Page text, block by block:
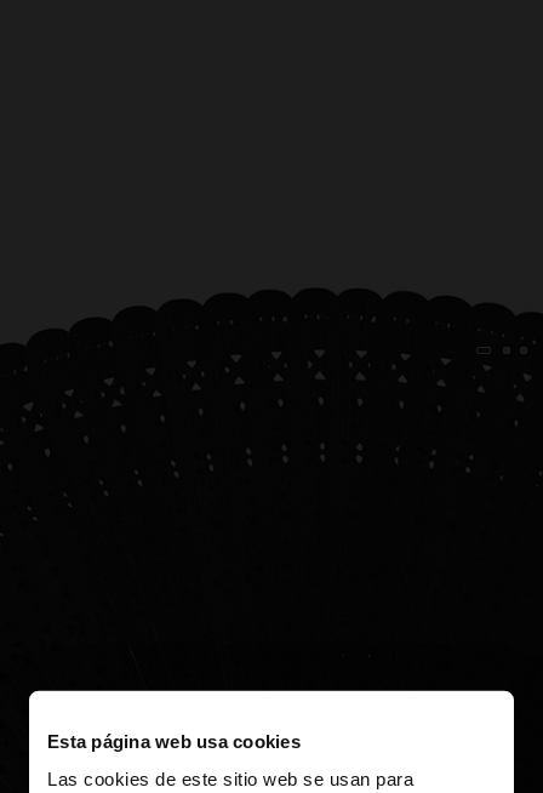
Esta página web usa cookies
Las cookies de este sitio web se usan para